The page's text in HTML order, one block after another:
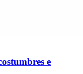
e